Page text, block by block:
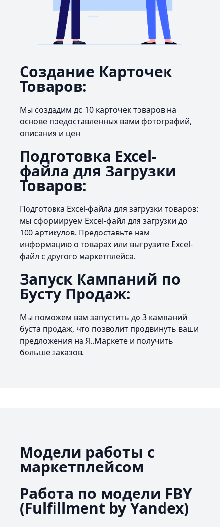
Создание Карточек
Товаров:
Мы создадим до 10 карточек товаров на
основе предоставленных вами фотографий,
описания и цен
Подготовка Excel-
файла для Загрузки
Товаров:
Подготовка Excel-файла для загрузки товаров:
мы сформируем Excel-файл для загрузки до
100 артикулов. Предоставьте нам
информацию о товарах или выгрузите Excel-
файл с другого маркетплейса.
Запуск Кампаний по
Бусту Продаж:
Мы поможем вам запустить до 3 кампаний
буста продаж, что позволит продвинуть ваши
предложения на Я..Маркете и получить
больше заказов.
Модели работы с
маркетплейсом
Работа по модели FBY
(Fulfillment by Yandex)